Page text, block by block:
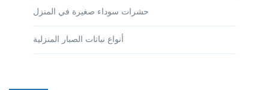
حشرات سوداء صغيرة في المنزل
أنواع نباتات الصبار المنزلية